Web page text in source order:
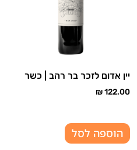
יין אדום לזכר בר רהב | כשר
₪122.00
הוספה לסל